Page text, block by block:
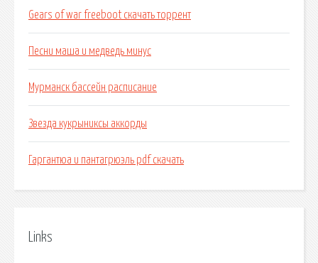
Gears of war freeboot скачать торрент
Песни маша и медведь минус
Мурманск бассейн расписание
Звезда кукрыниксы аккорды
Гаргантюа и пантагрюэль pdf скачать
Links